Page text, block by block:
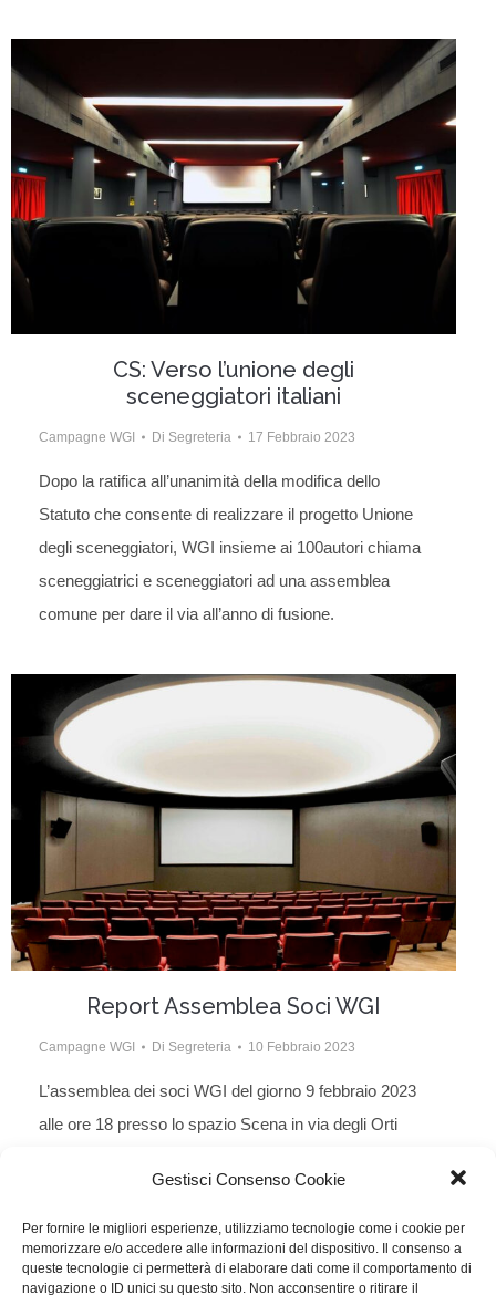
Gestisci Consenso Cookie
Per fornire le migliori esperienze, utilizziamo tecnologie come i cookie per
memorizzare e/o accedere alle informazioni del dispositivo. Il consenso a
queste tecnologie ci permetterà di elaborare dati come il comportamento di
navigazione o ID unici su questo sito. Non acconsentire o ritirare il
CS: Verso l’unione degli
sceneggiatori italiani
Campagne WGI Di Segreteria 17 Febbraio 2023
Dopo la ratifica all’unanimità della modifica dello
Statuto che consente di realizzare il progetto Unione
degli sceneggiatori, WGI insieme ai 100autori chiama
sceneggiatrici e sceneggiatori ad una assemblea
comune per dare il via all’anno di fusione.
Report Assemblea Soci WGI
Campagne WGI Di Segreteria 10 Febbraio 2023
L’assemblea dei soci WGI del giorno 9 febbraio 2023
alle ore 18 presso lo spazio Scena in via degli Orti
dello Statuto che consente di realizzare il progetto
Unione degli sceneggiatori.